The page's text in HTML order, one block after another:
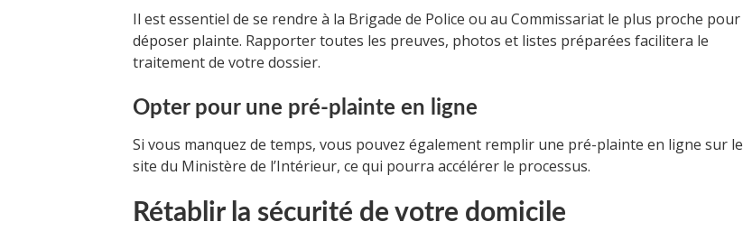
Il est essentiel de se rendre à la Brigade de Police ou au Commissariat le plus proche pour
déposer plainte. Rapporter toutes les preuves, photos et listes préparées facilitera le
traitement de votre dossier.
Opter pour une pré-plainte en ligne
Si vous manquez de temps, vous pouvez également remplir une pré-plainte en ligne sur le
site du Ministère de l’Intérieur, ce qui pourra accélérer le processus.
Rétablir la sécurité de votre domicile